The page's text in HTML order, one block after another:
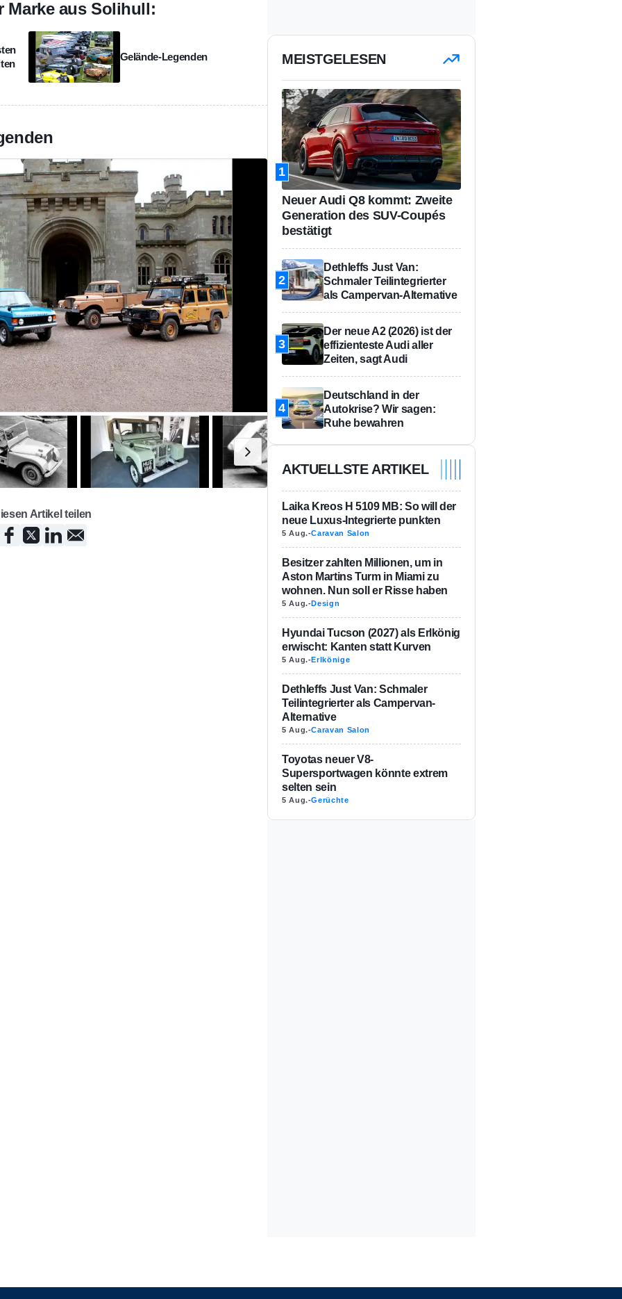
Marke aus Solihull:
Gelände-Legenden
Artikel teilen
MEISTGELESEN
1
Neuer Audi Q8 kommt: Zweite
Generation des SUV-Coupés
bestätigt
2
Dethleffs Just Van:
Schmaler Teilintegrierter
als Campervan-Alternative
3
Der neue A2 (2026) ist der
effizienteste Audi aller
Zeiten, sagt Audi
4
Deutschland in der
Autokrise? Wir sagen:
Ruhe bewahren
AKTUELLSTE ARTIKEL
Laika Kreos H 5109 MB: So will der
neue Luxus-Integrierte punkten
5 Aug.-Caravan Salon
Besitzer zahlten Millionen, um in
Aston Martins Turm in Miami zu
wohnen. Nun soll er Risse haben
5 Aug.-Design
Hyundai Tucson (2027) als Erlkönig
erwischt: Kanten statt Kurven
5 Aug.-Erlkönige
Dethleffs Just Van: Schmaler
Teilintegrierter als Campervan-
Alternative
5 Aug.-Caravan Salon
Toyotas neuer V8-
Supersportwagen könnte extrem
selten sein
5 Aug.-Gerüchte